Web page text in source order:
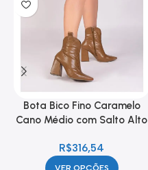
Bota Bico Fino Caramelo
Cano Médio com Salto Alto
R$316,54
VER OPÇÕES